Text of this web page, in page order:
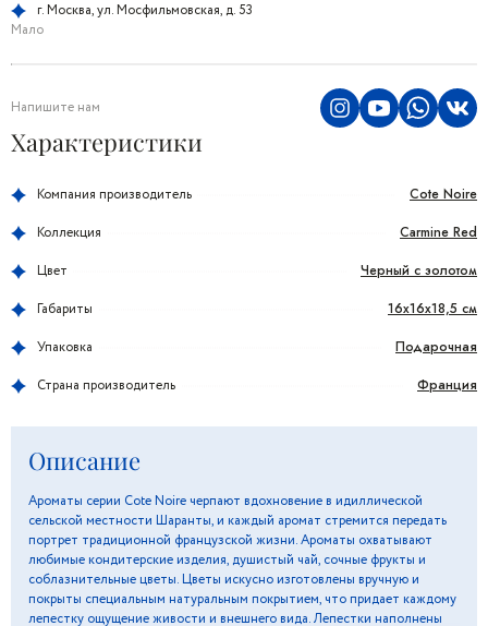
г. Москва, ул. Мосфильмовская, д. 53
Мало
Напишите нам
Характеристики
Компания производитель Cote Noire
Коллекция Carmine Red
Цвет Черный с золотом
Габариты 16x16x18,5 см
Упаковка Подарочная
Страна производитель Франция
Описание
Ароматы серии Cote Noire черпают вдохновение в идиллической
сельской местности Шаранты, и каждый аромат стремится передать
портрет традиционной французской жизни. Ароматы охватывают
любимые кондитерские изделия, душистый чай, сочные фрукты и
соблазнительные цветы. Цветы искусно изготовлены вручную и
покрыты специальным натуральным покрытием, что придает каждому
лепестку ощущение живости и внешнего вида. Лепестки наполнены